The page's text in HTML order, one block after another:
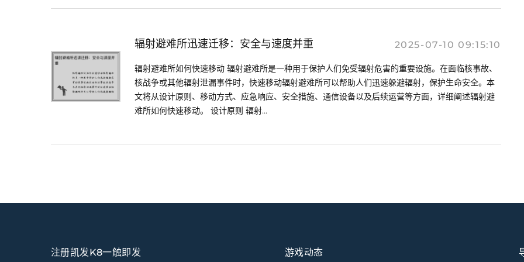
辐射避难所迅速迁移：安全与速度并重 2025-07-10 09:15:10
辐射避难所如何快速移动 辐射避难所是一种用于保护人们免受辐射危害的重要设施。在面临核事故、
核战争或其他辐射泄漏事件时，快速移动辐射避难所可以帮助人们迅速躲避辐射，保护生命安全。本
文将从设计原则、移动方式、应急响应、安全措施、通信设备以及后续运营等方面，详细阐述辐射避
难所如何快速移动。 设计原则 辐射...
注册凯发K8一触即发 游戏动态